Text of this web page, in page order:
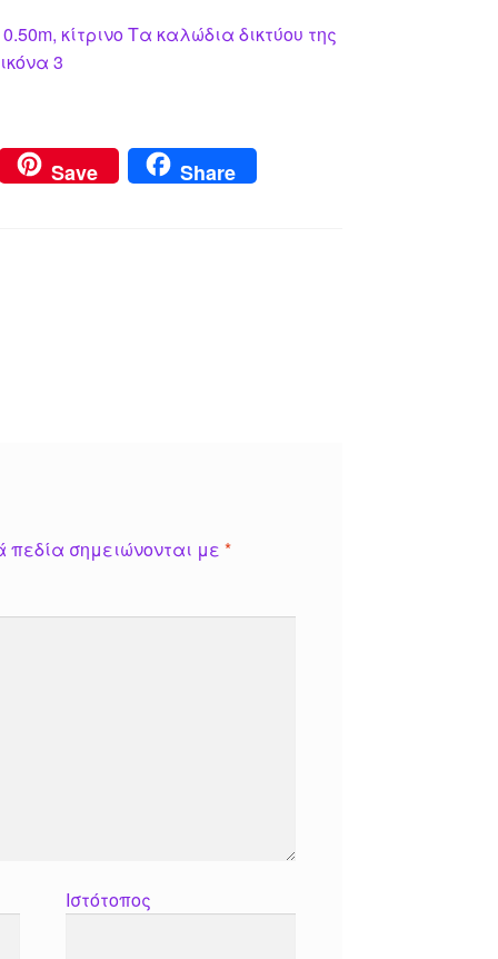
κίτρινο Τα καλώδια δικτύου της
3
Save Share
πεδία σημειώνονται με*
Ιστότοπος